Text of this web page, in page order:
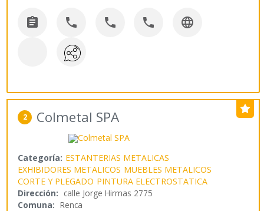
    
2 Colmetal SPA
Categoría: ESTANTERIAS METALICAS
EXHIBIDORES METALICOS MUEBLES METALICOS
CORTE Y PLEGADO PINTURA ELECTROSTATICA
Dirección: calle Jorge Hirmas 2775
Comuna: Renca